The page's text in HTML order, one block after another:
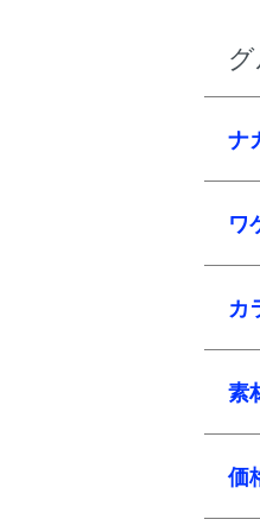
ナ
ワ
カ
素
価